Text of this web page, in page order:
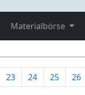
Materialbörse
23 24 25 26